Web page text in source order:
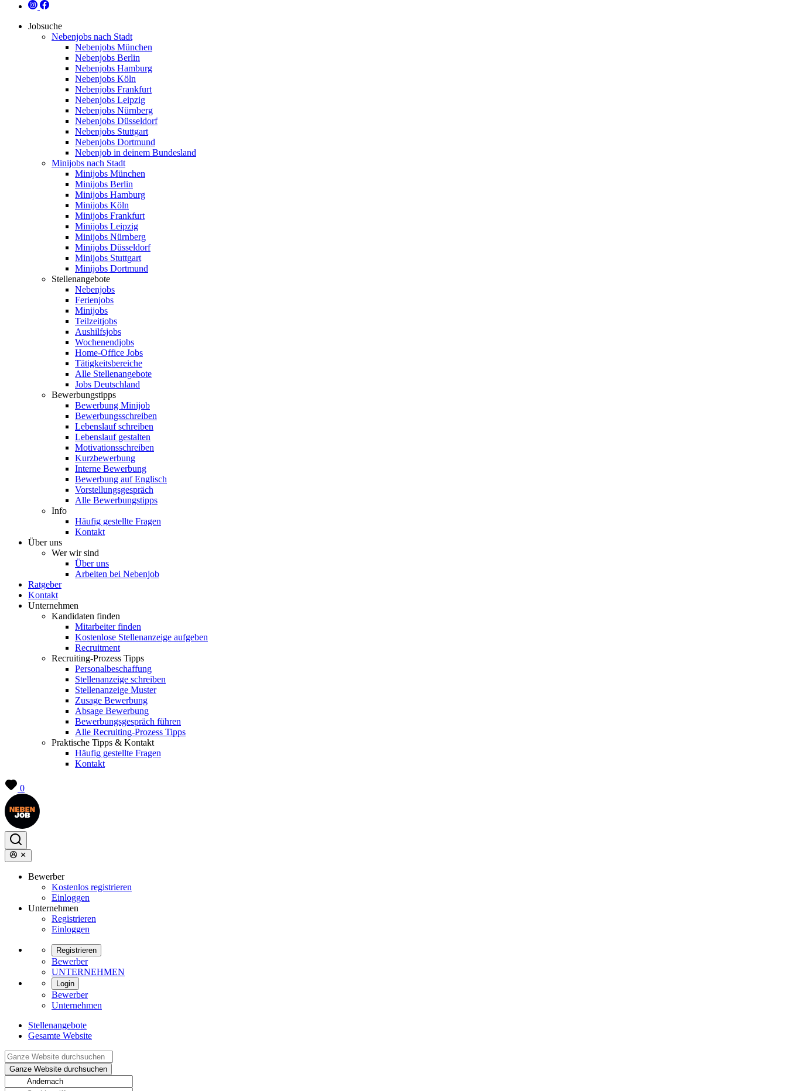
Jobsuche
Nebenjobs nach Stadt
Nebenjobs München
Nebenjobs Berlin
Nebenjobs Hamburg
Nebenjobs Köln
Nebenjobs Frankfurt
Nebenjobs Leipzig
Nebenjobs Nürnberg
Nebenjobs Düsseldorf
Nebenjobs Stuttgart
Nebenjobs Dortmund
Nebenjob in deinem Bundesland
Minijobs nach Stadt
Minijobs München
Minijobs Berlin
Minijobs Hamburg
Minijobs Köln
Minijobs Frankfurt
Minijobs Leipzig
Minijobs Nürnberg
Minijobs Düsseldorf
Minijobs Stuttgart
Minijobs Dortmund
Stellenangebote
Nebenjobs
Ferienjobs
Minijobs
Teilzeitjobs
Aushilfsjobs
Wochenendjobs
Home-Office Jobs
Tätigkeitsbereiche
Alle Stellenangebote
Jobs Deutschland
Bewerbungstipps
Bewerbung Minijob
Bewerbungsschreiben
Lebenslauf schreiben
Lebenslauf gestalten
Motivationsschreiben
Kurzbewerbung
Interne Bewerbung
Bewerbung auf Englisch
Vorstellungsgespräch
Alle Bewerbungstipps
Info
Häufig gestellte Fragen
Kontakt
Über uns
Wer wir sind
Über uns
Arbeiten bei Nebenjob
Ratgeber
Kontakt
Unternehmen
Kandidaten finden
Mitarbeiter finden
Kostenlose Stellenanzeige aufgeben
Recruitment
Recruiting-Prozess Tipps
Personalbeschaffung
Stellenanzeige schreiben
Stellenanzeige Muster
Zusage Bewerbung
Absage Bewerbung
Bewerbungsgespräch führen
Alle Recruiting-Prozess Tipps
Praktische Tipps & Kontakt
Häufig gestellte Fragen
Kontakt
0
Bewerber
Kostenlos registrieren
Einloggen
Unternehmen
Registrieren
Einloggen
Registrieren
Bewerber
UNTERNEHMEN
Login
Bewerber
Unternehmen
Stellenangebote
Gesamte Website